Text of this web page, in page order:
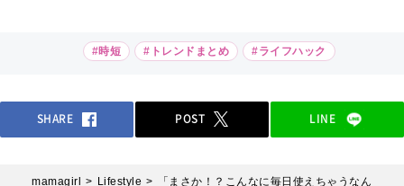
#時短 #トレンドまとめ #ライフハック
SHARE POST LINE
mamagirl Lifestyle
「まさか！？こんなに毎日使えちゃうなん